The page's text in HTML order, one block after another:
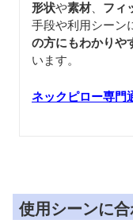
形状や素材、 フィ
手段や利用シーン
の方にもわかりや
います。
ネックピロー専門
使用シーンに